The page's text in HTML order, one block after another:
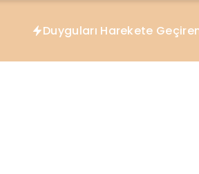
Duyguları Harekete Geçiren Kokular